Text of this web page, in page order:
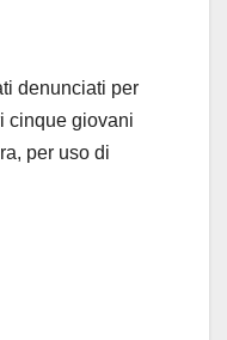
denunciati per
cinque giovani
per uso di